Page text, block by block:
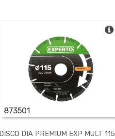
873501
DISCO DIA PREMIUM EXP MULT 115